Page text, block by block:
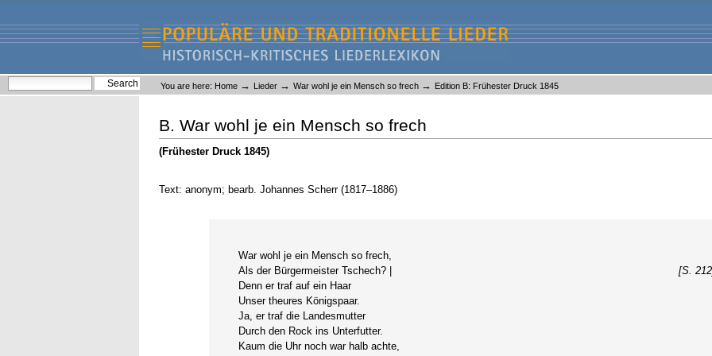
content.
navigation
Liederlexikon
Personal
tools
You are here: Home → Lieder → War wohl je ein Mensch so frech → Edition B: Frühester Druck 1845
B. War wohl je ein Mensch so frech
(Frühester Druck 1845)
Text: anonym; bearb. Johannes Scherr (1817–1886)
War wohl je ein Mensch so frech,
Als der Bürgermeister Tschech? |
[S.
Denn er traf auf ein Haar
Unser theures Königspaar.
Ja, er traf die Landesmutter
Durch den Rock ins Unterfutter.
Kaum die Uhr noch war halb achte,